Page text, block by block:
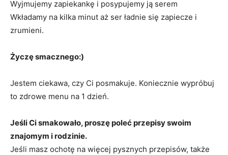
Wyjmujemy zapiekankę i posypujemy ją serem
Wkładamy na kilka minut aż ser ładnie się zapiecze i
zrumieni.
Życzę smacznego:)
Jestem ciekawa, czy Ci posmakuje. Koniecznie wypróbuj
to zdrowe menu na 1 dzień.
Jeśli Ci smakowało, proszę poleć przepisy swoim
znajomym i rodzinie.
Jeśli masz ochotę na więcej pysznych przepisów, także